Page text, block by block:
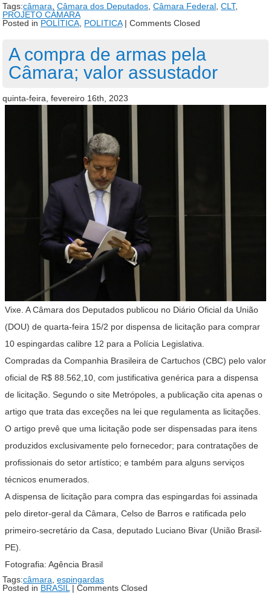
Tags:câmara Câmara dos Deputados Câmara Federal CLT,
PROJETO CÂMARA
Posted in POLÍTICA POLITICA| Comments Closed
A compra de armas pela
Câmara; valor assustador
quinta-feira, fevereiro 16th, 2023
Vixe. A Câmara dos Deputados publicou no Diário Oficial da União
(DOU) de quarta-feira 15/2 por dispensa de licitação para comprar
10 espingardas calibre 12 para a Polícia Legislativa.
Compradas da Companhia Brasileira de Cartuchos (CBC) pelo valor
oficial de R$ 88.562,10, com justificativa genérica para a dispensa
de licitação. Segundo o site Metrópoles, a publicação cita apenas o
artigo que trata das exceções na lei que regulamenta as licitações.
O artigo prevê que uma licitação pode ser dispensadas para itens
produzidos exclusivamente pelo fornecedor; para contratações de
profissionais do setor artístico; e também para alguns serviços
técnicos enumerados.
A dispensa de licitação para compra das espingardas foi assinada
pelo diretor-geral da Câmara, Celso de Barros e ratificada pelo
primeiro-secretário da Casa, deputado Luciano Bivar (União Brasil-
PE).
Fotografia: Agência Brasil
Tags:câmara espingardas
Posted in BRASIL | Comments Closed